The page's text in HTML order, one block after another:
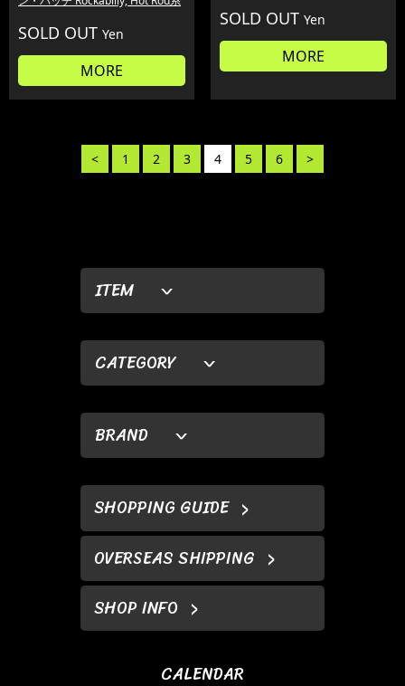
ITEM
CATEGORY
BRAND
SHOPPING GUIDE
OVERSEAS SHIPPING
SHOP INFO
CALENDAR
SOLD OUT Yen
MORE
SOLD OUT Yen
MORE
< 1 2 3 4 5 6 >